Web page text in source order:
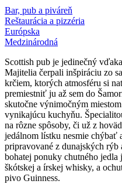
Bar, pub a piváreň
Reštaurácia a pizzéria
Európska
Medzinárodná
Scottish pub je jedinečný
Majitelia čerpali inšpiráciu zo
krčiem, ktorých atmosféru si
premiestniť ju až sem do
skutočne výnimočným
vynikajúcu kuchyňu.
na rôzne spôsoby, či už z
jedálnom lístku nesmie chýbať
pripravované z dunajských
bohatej ponuky chutného
škótskej a írskej whisky, a
pivo Guinness.